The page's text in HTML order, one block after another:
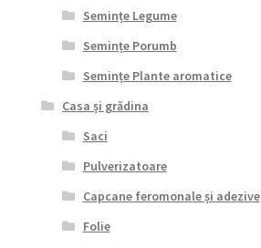
Semințe Legume
Semințe Porumb
Semințe Plante aromatice
Casa și grădina
Saci
Pulverizatoare
Capcane feromonale și adezive
Folie